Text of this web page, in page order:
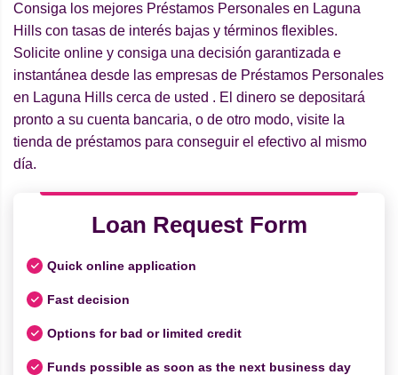
Consiga los mejores Préstamos Personales en Laguna
Hills con tasas de interés bajas y términos flexibles.
Solicite online y consiga una decisión garantizada e
instantánea desde las empresas de Préstamos Personales
en Laguna Hills cerca de usted . El dinero se depositará
pronto a su cuenta bancaria, o de otro modo, visite la
tienda de préstamos para conseguir el efectivo al mismo
día.
Loan Request Form
Quick online application
Fast decision
Options for bad or limited credit
Funds possible as soon as the next business day